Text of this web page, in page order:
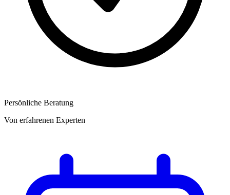
Persönliche Beratung
Von erfahrenen Experten